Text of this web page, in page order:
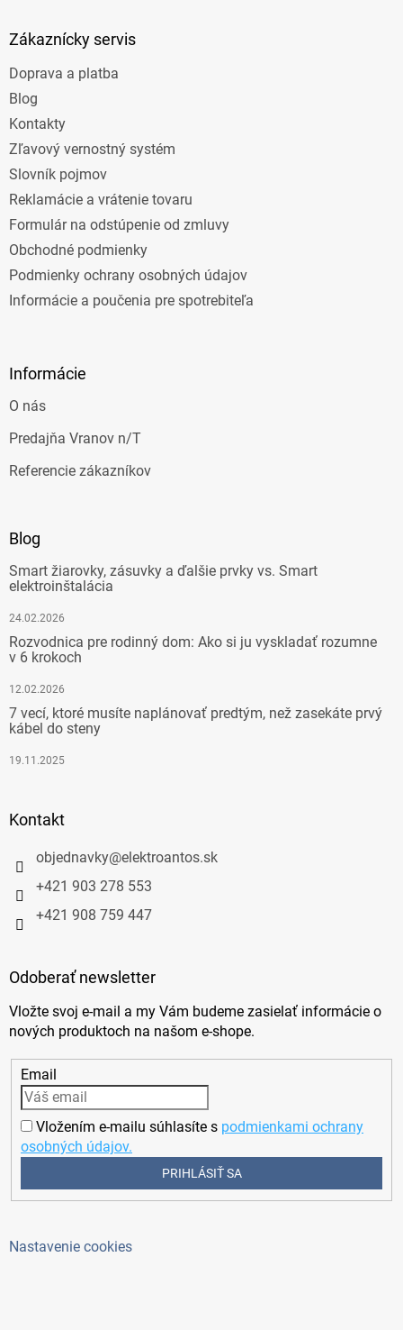
Zákaznícky servis
Doprava a platba
Blog
Kontakty
Zľavový vernostný systém
Slovník pojmov
Reklamácie a vrátenie tovaru
Formulár na odstúpenie od zmluvy
Obchodné podmienky
Podmienky ochrany osobných údajov
Informácie a poučenia pre spotrebiteľa
Informácie
O nás
Predajňa Vranov n/T
Referencie zákazníkov
Blog
Smart žiarovky, zásuvky a ďalšie prvky vs. Smart
elektroinštalácia
24.02.2026
Rozvodnica pre rodinný dom: Ako si ju vyskladať rozumne
v 6 krokoch
12.02.2026
7 vecí, ktoré musíte naplánovať predtým, než zasekáte prvý
kábel do steny
19.11.2025
Kontakt
objednavky@elektroantos.sk
+421 903 278 553
+421 908 759 447
Odoberať newsletter
Vložte svoj e-mail a my Vám budeme zasielať informácie o
nových produktoch na našom e-shope.
Email
Vložením e-mailu súhlasíte s podmienkami ochrany
osobných údajov.
PRIHLÁSIŤ SA
Nastavenie cookies